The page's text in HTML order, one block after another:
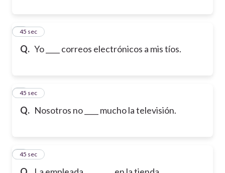
Q. Yo ____ correos electrónicos a mis tíos.
7
45 sec
Q. Nosotros no ____ mucho la televisión.
8
45 sec
9
45 sec